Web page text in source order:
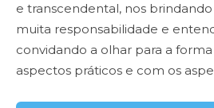
e transcendental, nos
muita responsabilidade e
convidando a olhar para a
aspectos práticos e com os